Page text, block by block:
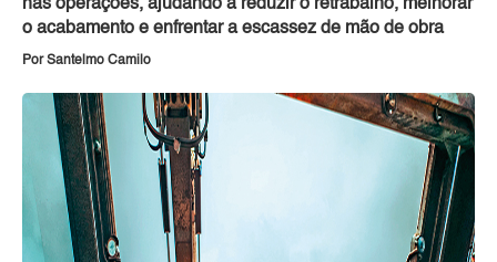
nas operações, ajudando a reduzir o retrabalho, melhorar
o acabamento e enfrentar a escassez de mão de obra
Por Santelmo Camilo